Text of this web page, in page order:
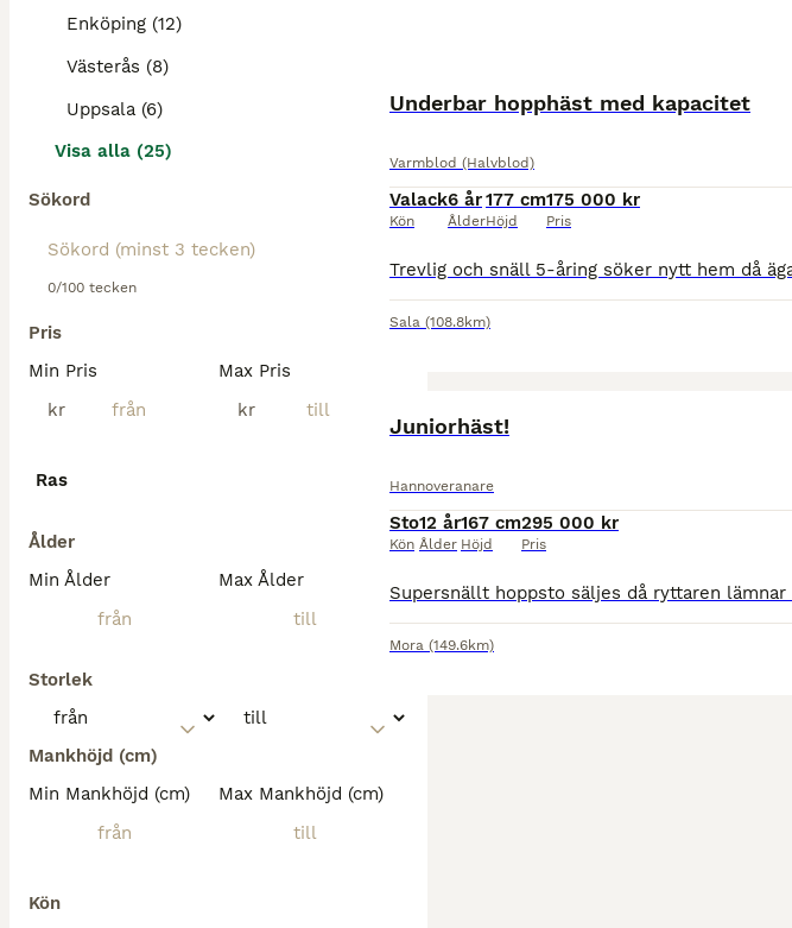
Enköping (12)
Västerås (8)
Uppsala (6)
Visa alla (25)
Sökord
0/100 tecken
Pris
Min Pris
kr
Max Pris
kr
Ras
Ålder
Min Ålder
Max Ålder
Storlek
Mankhöjd (cm)
Min Mankhöjd (cm)
Max Mankhöjd (cm)
Kön
Underbar hopphäst med kapacitet
Varmblod (Halvblod)
Valack
Kön
6 år
Ålder
177 cm
Höjd
175 000 kr
Pris
Sala (108.8km)
Juniorhäst!
Hannoveranare
Sto
Kön
12 år
Ålder
167 cm
Höjd
295 000 kr
Pris
Mora (149.6km)